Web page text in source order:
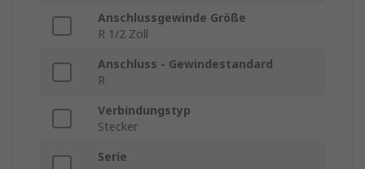
Anschlussgewinde Größe
R 1/2 Zoll
Anschluss - Gewindestandard
R
Verbindungstyp
Stecker
Serie